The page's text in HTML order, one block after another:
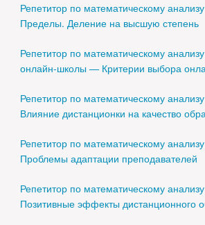
Репетитор по математическому
Пределы. Деление на высшую степень
Репетитор по математическому
онлайн-школы — Критерии выбора
Репетитор по математическому
Влияние дистанционки на качество
Репетитор по математическому
Проблемы адаптации преподавателей
Репетитор по математическому
Позитивные эффекты дистанционного